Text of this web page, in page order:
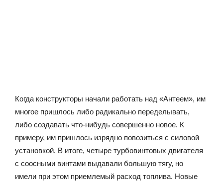
Когда конструкторы начали работать над «Антеем», им
многое пришлось либо радикально переделывать,
либо создавать что-нибудь совершенно новое. К
примеру, им пришлось изрядно повозиться с силовой
установкой. В итоге, четыре турбовинтовых двигателя
с соосными винтами выдавали большую тягу, но
имели при этом приемлемый расход топлива. Новые